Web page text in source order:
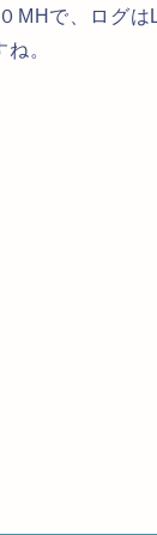
MHで、ログ
ね。